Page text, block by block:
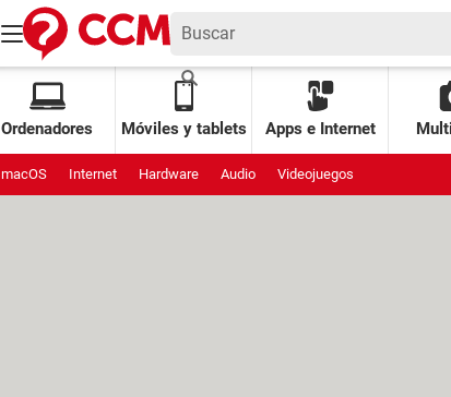
Ordenadores Móviles y tablets Apps e Internet
macOS Internet Hardware Audio Videojuegos